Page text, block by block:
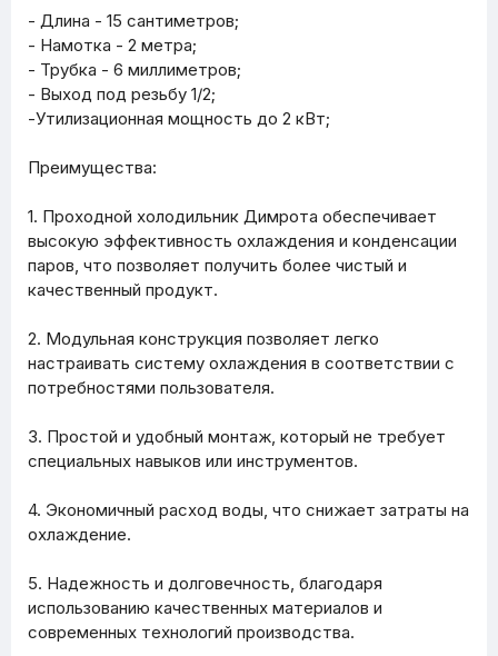
- Длина - 15 сантиметров;
- Намотка - 2 метра;
- Трубка - 6 миллиметров;
- Выход под резьбу 1/2;
-Утилизационная мощность до 2 кВт;
Преимущества:
1. Проходной холодильник Димрота обеспечивает
высокую эффективность охлаждения и конденсации
паров, что позволяет получить более чистый и
качественный продукт.
2. Модульная конструкция позволяет легко
настраивать систему охлаждения в соответствии с
потребностями пользователя.
3. Простой и удобный монтаж, который не требует
специальных навыков или инструментов.
4. Экономичный расход воды, что снижает затраты на
охлаждение.
5. Надежность и долговечность, благодаря
использованию качественных материалов и
современных технологий производства.